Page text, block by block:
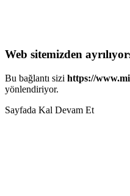
Web sitemizden
Bu bağlantı sizi https://
yönlendiriyor.
Sayfada Kal Devam Et